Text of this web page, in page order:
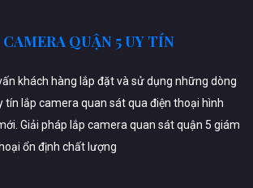
QUẬN 5 UY TÍN
khách hàng lắp đặt và sử dụng những dòng
tín lắp camera quan sát qua điện thoại hình
Giải pháp lắp camera quan sát quận 5 giám
ổn định chất lượng